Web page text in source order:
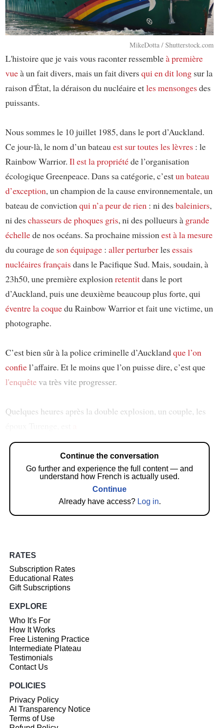
MikeDotta / Shutterstock.com
L'histoire que je vais vous raconter ressembleà première
vueà un fait divers, mais un fait diversqui en dit longsur la
raison d'État, la déraison du nucléaire etles mensongesdes
puissants.
Nous sommes le 10 juillet 1985, dans le port d’Auckland.
Ce jour-là, le nom d’un bateauest sur toutes les lèvres: le
Rainbow Warrior. Il est la propriétéde l’organisation
écologique Greenpeace. Dans sa catégorie, c’estun bateau
d’exception, un champion de la cause environnementale, un
bateau de convictionqui n’a peur de rien: ni desbaleiniers,
ni deschasseurs de phoques gris, ni des pollueurs à grande
échellede nos océans. Sa prochaine missionest à la mesure
du courage de son équipage: aller perturberlesessais
nucléaires françaisdans le Pacifique Sud. Mais, soudain, à
23h50, une première explosionretentitdans le port
d’Auckland, puis une deuxième beaucoup plus forte, qui
éventre la coquedu Rainbow Warrior et fait une victime, un
photographe.
C’est bien sûr à la police criminelle d’Aucklandque l’on
confiel’affaire. Et le moins que l’on puisse dire, c’est que
l'enquêteva très vite progresser.
Quelques heures après la double explosion, un couple, les
Continue the conversation
Go further and experience the full content — and
understand how French is actually used.
Continue
Already have access? Log in.
RATES
Subscription Rates
Educational Rates
Gift Subscriptions
EXPLORE
Who It's For
How It Works
Free Listening Practice
Intermediate Plateau
Testimonials
Contact Us
POLICIES
Privacy Policy
AI Transparency Notice
Terms of Use